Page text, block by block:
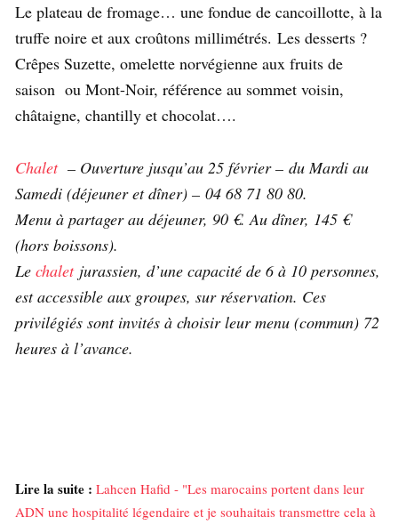
Le plateau de fromage… une fondue de cancoillotte, à la
truffe noire et aux croûtons millimétrés. Les desserts ?
Crêpes Suzette, omelette norvégienne aux fruits de
saison ou Mont-Noir, référence au sommet voisin,
châtaigne, chantilly et chocolat….
Chalet – Ouverture jusqu’au 25 février – du Mardi au
Samedi (déjeuner et dîner) – 04 68 71 80 80.
Menu à partager au déjeuner, 90 €. Au dîner, 145 €
(hors boissons).
Le chaletjurassien, d’une capacité de 6 à 10 personnes,
est accessible aux groupes, sur réservation. Ces
privilégiés sont invités à choisir leur menu (commun) 72
heures à l’avance.
Lire la suite : Lahcen Hafid - "Les marocains portent dans leur
ADN une hospitalité légendaire et je souhaitais transmettre cela à